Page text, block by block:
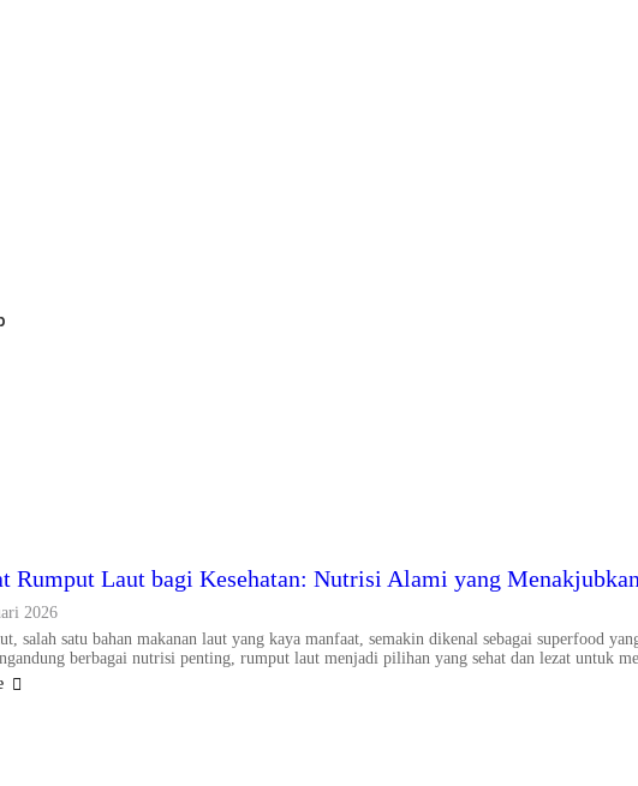
Rumput Laut bagi Kesehatan: Nutrisi Alami yang
2026
salah satu bahan makanan laut yang kaya manfaat, semakin dikenal sebagai superfood
berbagai nutrisi penting, rumput laut menjadi pilihan yang sehat dan lezat untuk